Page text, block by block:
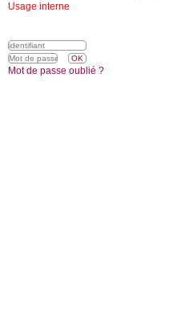
Usage interne
Mot de passe oublié ?